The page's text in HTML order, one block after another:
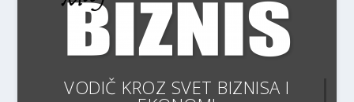
VODIČ KROZ SVET BIZNISA I